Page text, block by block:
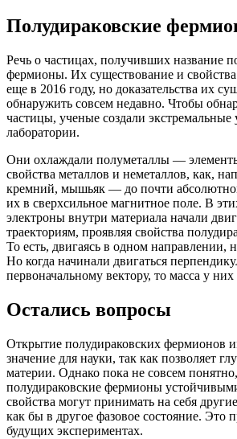
Полудираковские
Речь о частицах, получивших название
фермионы. Их существование и
еще в 2016 году, но доказательства их
обнаружить совсем недавно. Чтобы
частицы, ученые создали экстремальные
лаборатории.
Они охлаждали полуметаллы —
свойства металлов и неметаллов, как,
кремний, мышьяк — до почти
их в сверхсильное магнитное поле. В
электроны внутри материала начали
траекториям, проявляя свойства
То есть, двигаясь в одном направлении,
Но когда начинали двигаться
первоначальному вектору, то масса у них
Остались вопросы
Открытие полудираковских фермионов
значение для науки, так как позволяет
материи. Однако пока не совсем
полудираковские фермионы
свойства могут принимать на себя
как бы в другое фазовое состояние. Это
будущих экспериментах.